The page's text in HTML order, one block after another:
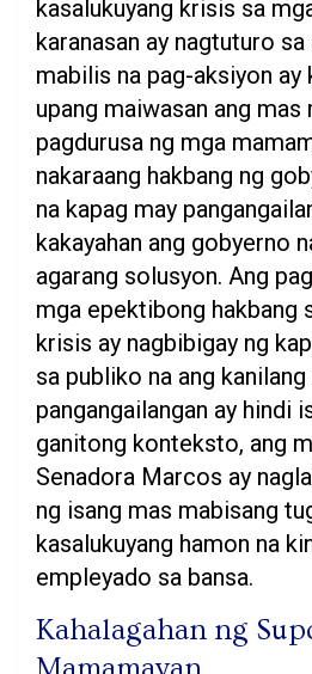
kasalukuyang krisis sa
karanasan ay nagtuturo sa
mabilis na pag-aksiyon ay
upang maiwasan ang mas
pagdurusa ng mga
nakaraang hakbang ng
na kapag may
kakayahan ang gobyerno
agarang solusyon. Ang
mga epektibong hakbang
krisis ay nagbibigay ng
sa publiko na ang
pangangailangan ay hindi
ganitong konteksto, ang
Senadora Marcos ay
ng isang mas mabisang
kasalukuyang hamon na
empleyado sa bansa.
Kahalagahan ng